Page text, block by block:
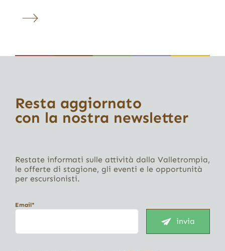
Resta aggiornato
con la nostra newsletter
Restate informati sulle attività dalla Valletrompia,
le offerte di stagione, gli eventi e le opportunità
per escursionisti.
Email*
invia